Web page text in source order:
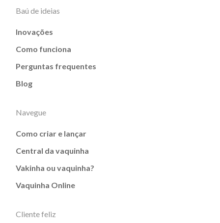
Baú de ideias
Inovações
Como funciona
Perguntas frequentes
Blog
Navegue
Como criar e lançar
Central da vaquinha
Vakinha ou vaquinha?
Vaquinha Online
Cliente feliz